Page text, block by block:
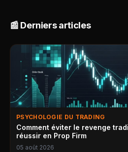
📰 Derniers articles
PSYCHOLOGIE DU TRADING
Comment éviter le revenge
réussir en Prop Firm
05 août 2026